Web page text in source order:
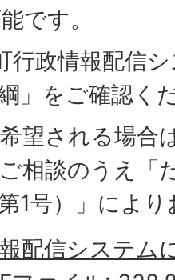
です。
行政情報配信
」をご確認く
望される場合
相談のうえ「
1号）」によ
配信システム